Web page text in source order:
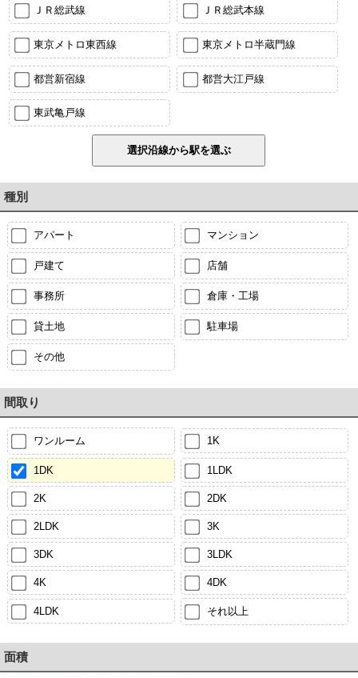
ＪＲ総武線 ＪＲ総武本線
東京メトロ東西線 東京メトロ半蔵門線
都営新宿線 都営大江戸線
東武亀戸線
種別
アパート マンション
戸建て 店舗
事務所 倉庫・工場
貸土地 駐車場
その他
間取り
ワンルーム 1K
1DK 1LDK
2K 2DK
2LDK 3K
3DK 3LDK
4K 4DK
4LDK それ以上
面積